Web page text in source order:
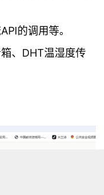
的调用等。
、DHT温湿度传